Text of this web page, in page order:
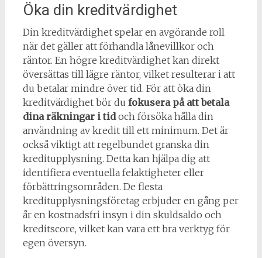
Öka din kreditvärdighet
Din kreditvärdighet spelar en avgörande roll
när det gäller att förhandla lånevillkor och
räntor. En högre kreditvärdighet kan direkt
översättas till lägre räntor, vilket resulterar i att
du betalar mindre över tid. För att öka din
kreditvärdighet bör du fokusera på att betala
dina räkningar i tidoch försöka hålla din
användning av kredit till ett minimum. Det är
också viktigt att regelbundet granska din
kreditupplysning. Detta kan hjälpa dig att
identifiera eventuella felaktigheter eller
förbättringsområden. De flesta
kreditupplysningsföretag erbjuder en gång per
år en kostnadsfri insyn i din skuldsaldo och
kreditscore, vilket kan vara ett bra verktyg för
egen översyn.